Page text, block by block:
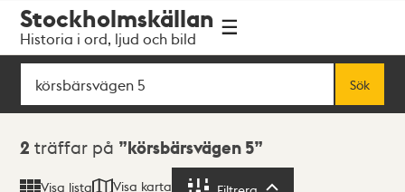
navigationen
huvudinnehållet
Stockholmskällan
Historia i ord, ljud och bild
Sök
Sök
Sökresultat
2 träffar på körsbärsvägen 5
Visa lista Visa karta